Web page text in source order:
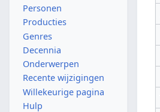
Personen
Producties
Genres
Decennia
Onderwerpen
Recente wijzigingen
Willekeurige pagina
Hulp